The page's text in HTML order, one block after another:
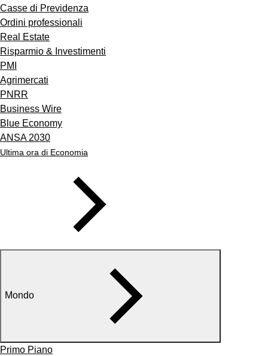
Casse di Previdenza
Ordini professionali
Real Estate
Risparmio & Investimenti
PMI
Agrimercati
PNRR
Business Wire
Blue Economy
ANSA 2030
Ultima ora di Economia
Mondo
Primo Piano